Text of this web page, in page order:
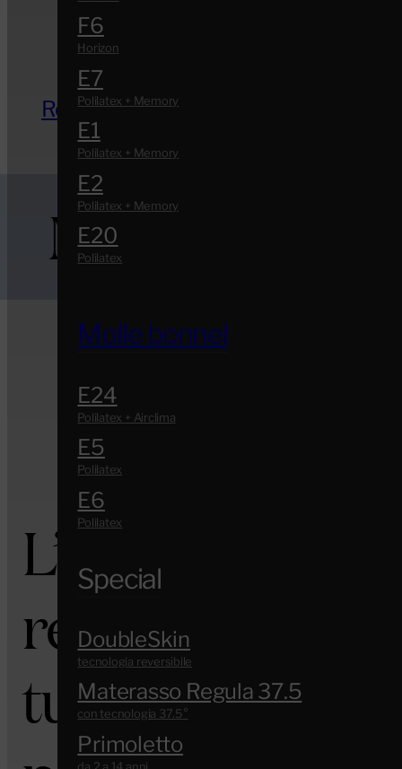
F6
E7
E1
E2
E20
Molle bonnel
E24
E5
E6
Special
DoubleSkin
Materasso Regula 37.5
Primoletto
Reti in metallo
Modo Must
L’esclusivo
regolazione
tutta